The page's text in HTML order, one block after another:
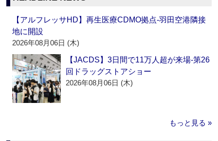
【アルフレッサHD】再生医療CDMO拠点‐羽田空港隣接
地に開設
2026年08月06日 (木)
【JACDS】3日間で11万人超が来場‐第26
回ドラッグストアショー
2026年08月06日 (木)
もっと見る »